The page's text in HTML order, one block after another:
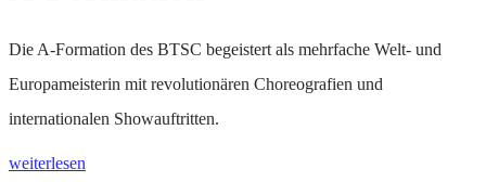
Die A-Formation des BTSC begeistert als mehrfache Welt- und
Europameisterin mit revolutionären Choreografien und
internationalen Showauftritten.
weiterlesen